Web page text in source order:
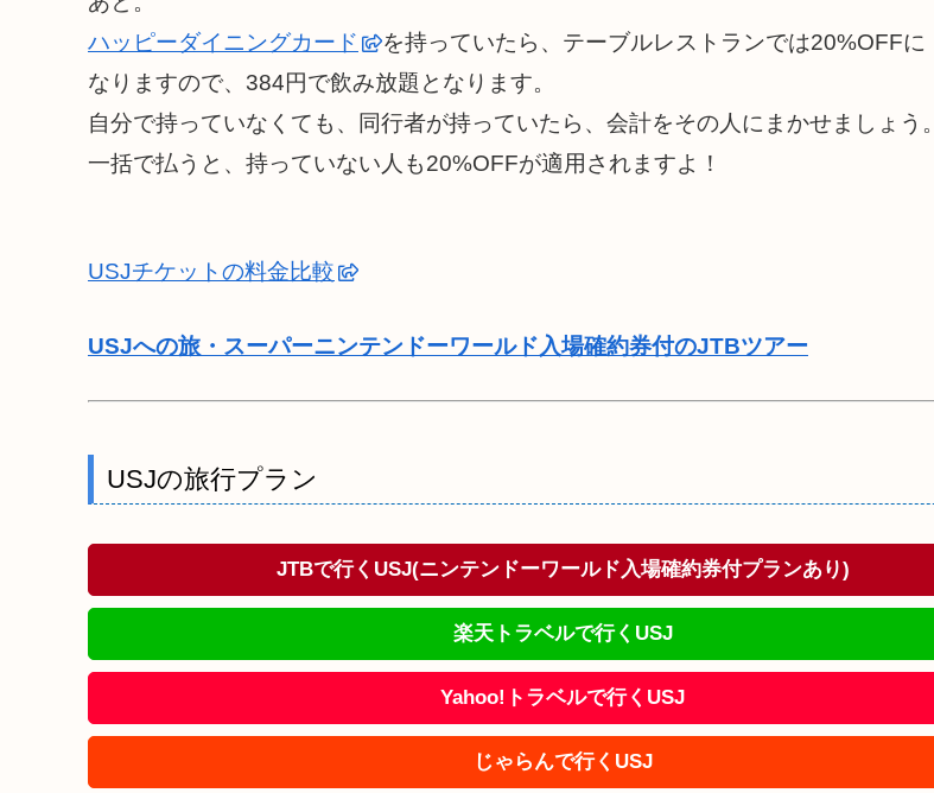
ハッピーダイニングカード
を持っていたら、テーブルレストランでは20%OFFに
なりますので、384円で飲み放題となります。
自分で持っていなくても、同行者が持っていたら、会計をその人にまかせましょう。
一括で払うと、持っていない人も20%OFFが適用されますよ！
USJチケットの料金比較
USJへの旅・スーパーニンテンドーワールド入場確約券付のJTBツアー
USJの旅行プラン
JTBで行くUSJ(ニンテンドーワールド入場確約券付プランあり)
楽天トラベルで行くUSJ
Yahoo!トラベルで行くUSJ
じゃらんで行くUSJ